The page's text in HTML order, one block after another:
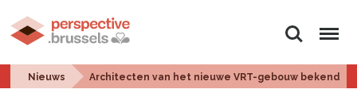
Zoeken Menu
Nieuws Architecten van het nieuwe VRT-gebouw bekend